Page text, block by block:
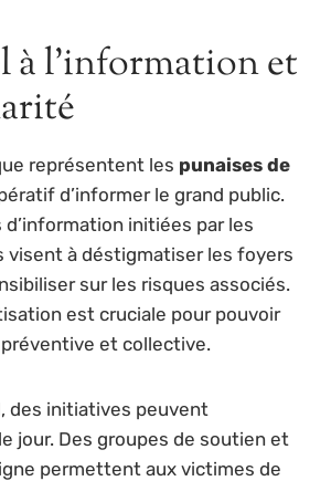
à l’information et
représentent les punaises de
d’informer le grand public.
d’information initiées par les
visent à déstigmatiser les foyers
sur les risques associés.
est cruciale pour pouvoir
et collective.
des initiatives peuvent
jour. Des groupes de soutien et
permettent aux victimes de